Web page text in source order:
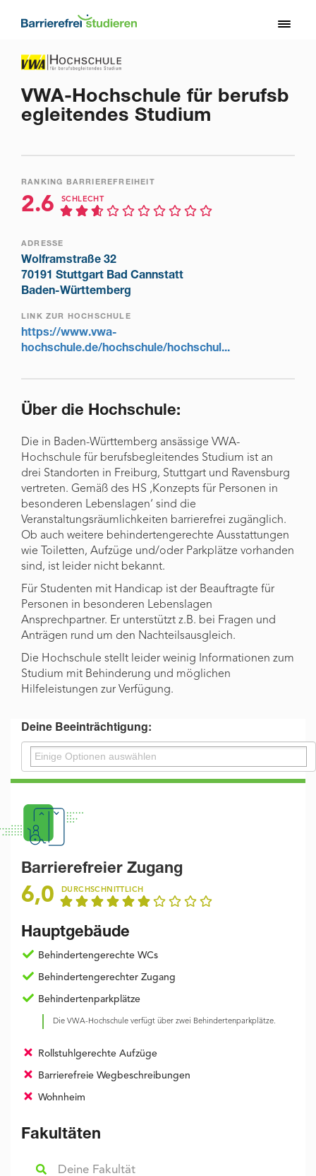
VWA-Hochschule für berufsb
egleitendes Studium
RANKING BARRIEREFREIHEIT
2.6 SCHLECHT
ADRESSE
Wolframstraße 32
70191 Stuttgart Bad Cannstatt
Baden-Württemberg
LINK ZUR HOCHSCHULE
https://www.vwa-
hochschule.de/hochschule/hochschul...
Über die Hochschule:
Die in Baden-Württemberg ansässige VWA-
Hochschule für berufsbegleitendes Studium ist an
drei Standorten in Freiburg, Stuttgart und Ravensburg
vertreten. Gemäß des HS ‚Konzepts für Personen in
besonderen Lebenslagen‘ sind die
Veranstaltungsräumlichkeiten barrierefrei zugänglich.
Ob auch weitere behindertengerechte Ausstattungen
wie Toiletten, Aufzüge und/oder Parkplätze vorhanden
sind, ist leider nicht bekannt.
Für Studenten mit Handicap ist der Beauftragte für
Personen in besonderen Lebenslagen
Ansprechpartner. Er unterstützt z.B. bei Fragen und
Anträgen rund um den Nachteilsausgleich.
Die Hochschule stellt leider weinig Informationen zum
Studium mit Behinderung und möglichen
Hilfeleistungen zur Verfügung.
Deine Beeinträchtigung:
Barrierefreier Zugang
6,0 DURCHSCHNITTLICH
Hauptgebäude
Behindertengerechte WCs
Behindertengerechter Zugang
Behindertenparkplätze
Die VWA-Hochschule verfügt über zwei Behindertenparkplätze.
Rollstuhlgerechte Aufzüge
Barrierefreie Wegbeschreibungen
Wohnheim
Fakultäten